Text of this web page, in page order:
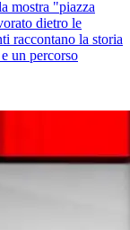
mostra "piazza
dietro le
raccontano la storia
un percorso